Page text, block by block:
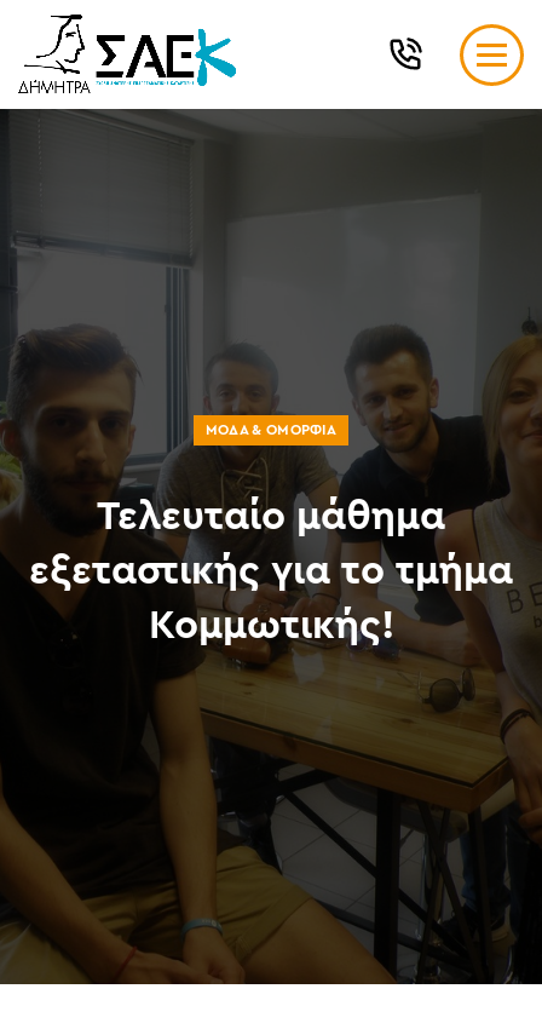
ΜΌΔΑ & ΟΜΟΡΦΙΆ
Τελευταίο μάθημα
εξεταστικής για το τμήμα
Κομμωτικής!